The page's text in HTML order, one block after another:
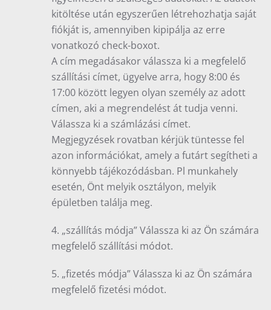
kitöltése után egyszerűen létrehozhatja saját
fiókját is, amennyiben kipipálja az erre
vonatkozó check-boxot.
A cím megadásakor válassza ki a megfelelő
szállítási címet, ügyelve arra, hogy 8:00 és
17:00 között legyen olyan személy az adott
címen, aki a megrendelést át tudja venni.
Válassza ki a számlázási címet.
Megjegyzések rovatban kérjük tüntesse fel
azon információkat, amely a futárt segítheti a
könnyebb tájékozódásban. Pl munkahely
esetén, Önt melyik osztályon, melyik
épületben találja meg.
4. „szállítás módja” Válassza ki az Ön számára
megfelelő szállítási módot.
5. „fizetés módja” Válassza ki az Ön számára
megfelelő fizetési módot.